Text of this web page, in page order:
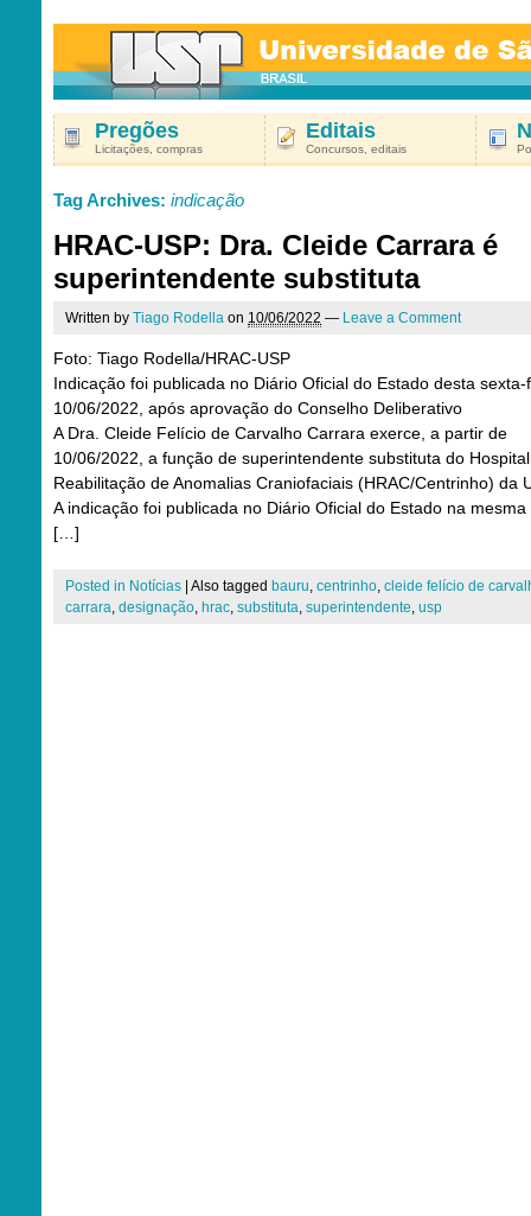
Pregões
Licitações, compras
Editais
Concursos, editais
Tag Archives: indicação
HRAC-USP: Dra. Cleide Carrara é
superintendente substituta
Written by Tiago Rodella on 10/06/2022 — Leave a Comment
Foto: Tiago Rodella/HRAC-USP
Indicação foi publicada no Diário Oficial do Estado desta sexta-
10/06/2022, após aprovação do Conselho Deliberativo
A Dra. Cleide Felício de Carvalho Carrara exerce, a partir de
10/06/2022, a função de superintendente substituta do
Reabilitação de Anomalias Craniofaciais (HRAC/Centrinho) da
A indicação foi publicada no Diário Oficial do Estado na mesma
[…]
Posted in Notícias Also tagged bauru, centrinho, cleide felício de
carrara, designação, hrac, substituta, superintendente, usp